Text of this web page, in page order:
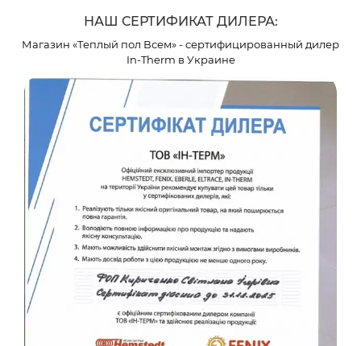
НАШ СЕРТИФИКАТ ДИЛЕРА:
Магазин «Теплый пол Всем» - сертифицированный дилер
In-Therm в Украине